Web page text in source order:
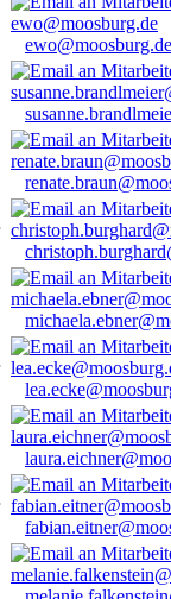
ewo@moosburg.de